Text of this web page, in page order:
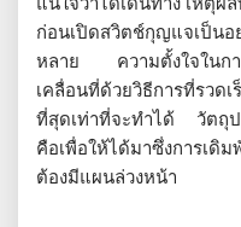
ก่อนเปิดสวิตช์กุญแจเป็น
หลาย ความตั้งใจในกา
เคลื่อนที่ด้วยวิธีการที่รวด
ที่สุดเท่าที่จะทำได้ วัตถุป
คือเพื่อให้ได้มาซึ่งการเ
ต้องมีแผนล่วงหน้า